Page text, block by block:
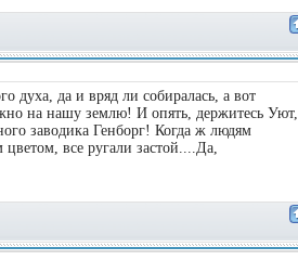
духа, да и вряд ли собиралась, а вот
на нашу землю! И опять, держитесь Уют,
заводика Генборг! Когда ж людям
цветом, все ругали застой....Да,